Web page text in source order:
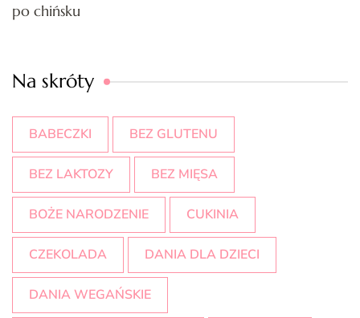
po chińsku
Na skróty
BABECZKI BEZ GLUTENU
BEZ LAKTOZY BEZ MIĘSA
BOŻE NARODZENIE CUKINIA
CZEKOLADA DANIA DLA DZIECI
DANIA WEGAŃSKIE